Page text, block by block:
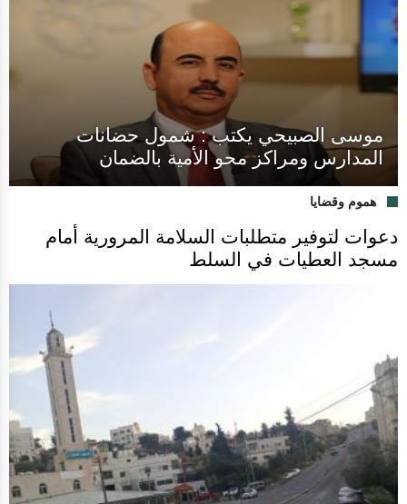
موسى الصبيحي يكتب : شمول حضانات
المدارس ومراكز محو الأمية بالضمان
هموم وقضايا
دعوات لتوفير متطلبات السلامة المرورية أمام
مسجد العطيات في السلط